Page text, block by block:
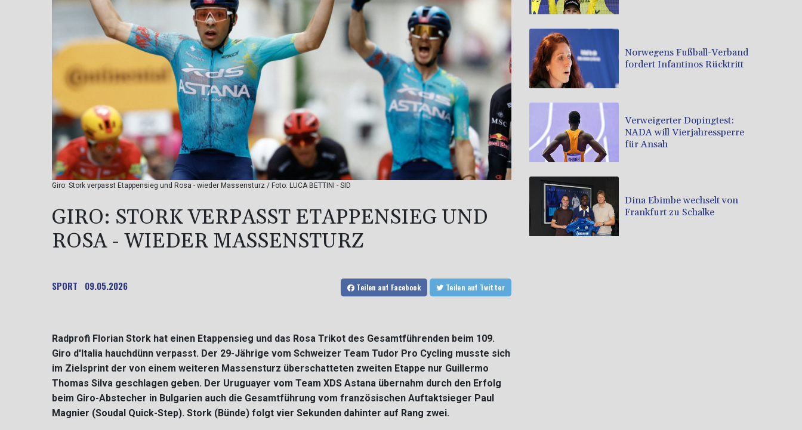
Giro: Stork verpasst Etappensieg und Rosa - wieder Massensturz / Foto: LUCA BETTINI - SID
GIRO: STORK VERPASST ETAPPENSIEG UND
ROSA - WIEDER MASSENSTURZ
SPORT 09.05.2026 Teilen auf Facebook Teilen auf Twitter
Radprofi Florian Stork hat einen Etappensieg und das Rosa Trikot des Gesamtführenden beim 109.
Giro d'Italia hauchdünn verpasst. Der 29-Jährige vom Schweizer Team Tudor Pro Cycling musste sich
im Zielsprint der von einem weiteren Massensturz überschatteten zweiten Etappe nur Guillermo
Thomas Silva geschlagen geben. Der Uruguayer vom Team XDS Astana übernahm durch den Erfolg
beim Giro-Abstecher in Bulgarien auch die Gesamtführung vom französischen Auftaktsieger Paul
Magnier (Soudal Quick-Step). Stork (Bünde) folgt vier Sekunden dahinter auf Rang zwei.
Norwegens Fußball-Verband
fordert Infantinos Rücktritt
Verweigerter Dopingtest:
NADA will Vierjahressperre
für Ansah
Dina Ebimbe wechselt von
Frankfurt zu Schalke